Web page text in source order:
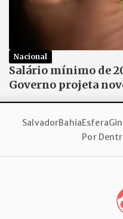
Nacional
Salário mínimo de
Governo projeta
SalvadorBahiaEsfera
Por